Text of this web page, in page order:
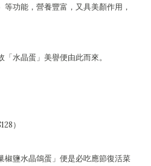
等功能，營養豐富，又具美顏作用，
水晶蛋」美譽便由此而來。
）
椒鹽水晶鴿蛋」便是必吃應節復活菜